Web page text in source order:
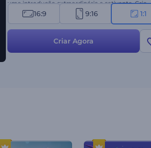
uma introdução extraordinária e cativante. Crie
agora e destaque o seu logotipo com uma
revelação que brilha com criatividade e
exclusividade!
16:9 9:16 1:1
Criar Agora